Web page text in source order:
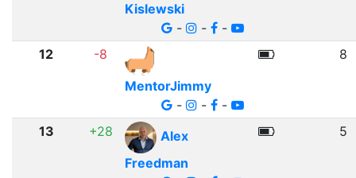
Kislewski
-
- -
12
-8
MentorJimmy
-
- -
8
13 +28
Alex
Freedman
5